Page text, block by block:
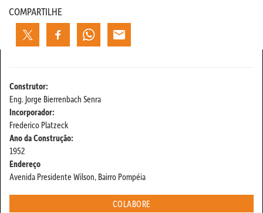
COMPARTILHE
Construtor:
Eng. Jorge Bierrenbach Senra
Incorporador:
Frederico Platzeck
Ano da Construção:
1952
Endereço
Avenida Presidente Wilson, Bairro Pompéia
COLABORE